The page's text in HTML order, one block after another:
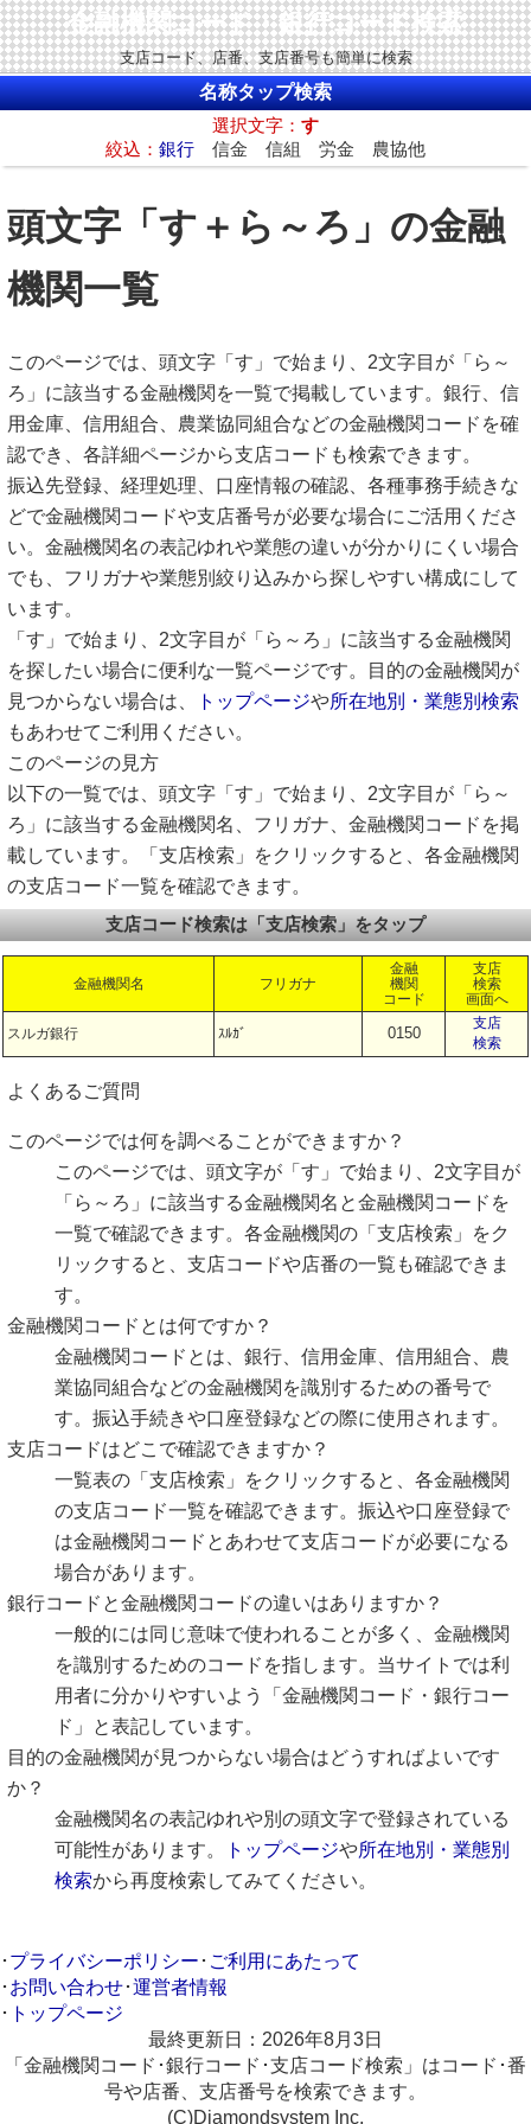
金融機関コード・銀行コード検索
支店コード、店番、支店番号も簡単に検索
名称タップ検索
選択文字： す
絞込： 銀行 信金 信組 労金 農協他
頭文字「す＋ら～ろ」の金融
機関一覧
このページでは、頭文字「す」で始まり、2文字目が「ら～
ろ」に該当する金融機関を一覧で掲載しています。銀行、信
用金庫、信用組合、農業協同組合などの金融機関コードを確
認でき、各詳細ページから支店コードも検索できます。
振込先登録、経理処理、口座情報の確認、各種事務手続きな
どで金融機関コードや支店番号が必要な場合にご活用くださ
い。金融機関名の表記ゆれや業態の違いが分かりにくい場合
でも、フリガナや業態別絞り込みから探しやすい構成にして
います。
「す」で始まり、2文字目が「ら～ろ」に該当する金融機関
を探したい場合に便利な一覧ページです。目的の金融機関が
見つからない場合は、
トップページや所在地別・業態別検索
もあわせてご利用ください。
このページの見方
以下の一覧では、頭文字「す」で始まり、2文字目が「ら～
ろ」に該当する金融機関名、フリガナ、金融機関コードを掲
載しています。「支店検索」をクリックすると、各金融機関
の支店コード一覧を確認できます。
支店コード検索は「支店検索」をタップ
金融機関名 フリガナ
金融
機関
コード
支店
検索
画面へ
スルガ銀行 ｽﾙｶﾞ 0150
支店
検索
よくあるご質問
このページでは何を調べることができますか？
このページでは、頭文字が「す」で始まり、2文字目が
「ら～ろ」に該当する金融機関名と金融機関コードを
一覧で確認できます。各金融機関の「支店検索」をク
リックすると、支店コードや店番の一覧も確認できま
す。
金融機関コードとは何ですか？
金融機関コードとは、銀行、信用金庫、信用組合、農
業協同組合などの金融機関を識別するための番号で
す。振込手続きや口座登録などの際に使用されます。
支店コードはどこで確認できますか？
一覧表の「支店検索」をクリックすると、各金融機関
の支店コード一覧を確認できます。振込や口座登録で
は金融機関コードとあわせて支店コードが必要になる
場合があります。
銀行コードと金融機関コードの違いはありますか？
一般的には同じ意味で使われることが多く、金融機関
を識別するためのコードを指します。当サイトでは利
用者に分かりやすいよう「金融機関コード・銀行コー
ド」と表記しています。
目的の金融機関が見つからない場合はどうすればよいです
か？
金融機関名の表記ゆれや別の頭文字で登録されている
可能性があります。
トップページや所在地別・業態別
検索から再度検索してみてください。
･ プライバシーポリシー ･ ご利用にあたって
･ お問い合わせ･運営者情報
･ トップページ
最終更新日： 2026年8月3日
「金融機関コード･銀行コード･支店コード検索」はコード･番
号や店番、支店番号を検索できます。
(C)Diamondsystem Inc.